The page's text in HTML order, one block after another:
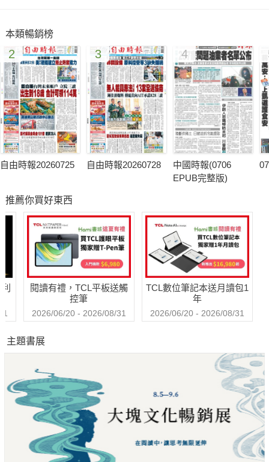
本類暢銷榜
2
自由時報20260725
3
自由時報20260728
4
中國時報(0706
EPUB完整版)
推薦你買好東西
閱讀有禮，TCL平板送觸
控筆
2026/06/20 - 2026/08/31
TCL數位筆記本送月讀包1
年
2026/06/20 - 2026/08/31
主題書展